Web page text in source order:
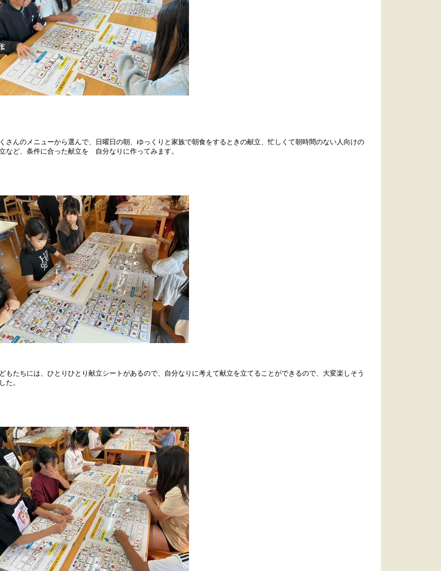
さんのメニューから選んで、日曜日の朝、ゆっくりと家族で朝食をするときの献立、忙しくて朝時間のない人向けの
など、条件に合った献立を 自分なりに作ってみます。
もたちには、ひとりひとり献立シートがあるので、自分なりに考えて献立を立てることができるので、大変楽しそう
た。